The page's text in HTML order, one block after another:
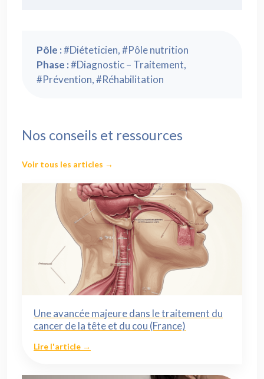
Pôle :#Diéteticien, #Pôle nutrition
Phase :#Diagnostic – Traitement,
#Prévention, #Réhabilitation
Nos conseils et ressources
Voir tous les articles →
Une avancée majeure dans le traitement du
cancer de la tête et du cou (France)
Lire l'article →